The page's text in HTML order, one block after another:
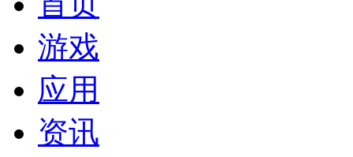
游戏
应用
资讯